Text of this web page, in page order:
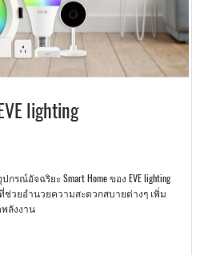
lighting
ปกรณ์อัจฉริยะ Smart Home ของ EVE lighting
วยอำนวยความสะดวกสบายต่างๆ เพิ่ม
ลังงาน